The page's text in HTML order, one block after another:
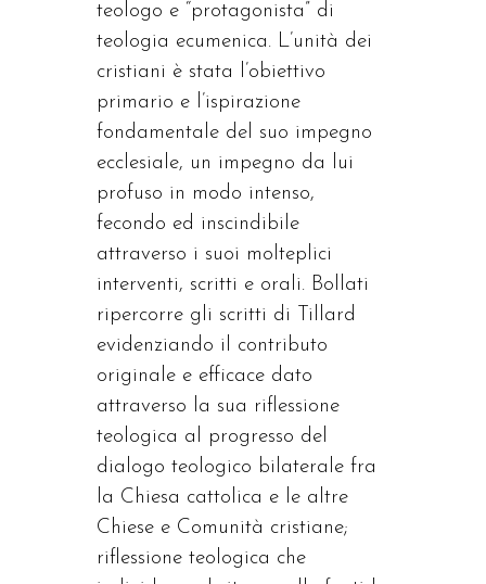
teologo e “protagonista” di
teologia ecumenica. L’unità dei
cristiani è stata l’obiettivo
primario e l’ispirazione
fondamentale del suo impegno
ecclesiale, un impegno da lui
profuso in modo intenso,
fecondo ed inscindibile
attraverso i suoi molteplici
interventi, scritti e orali. Bollati
ripercorre gli scritti di Tillard
evidenziando il contributo
originale e efficace dato
attraverso la sua riflessione
teologica al progresso del
dialogo teologico bilaterale fra
la Chiesa cattolica e le altre
Chiese e Comunità cristiane;
riflessione teologica che